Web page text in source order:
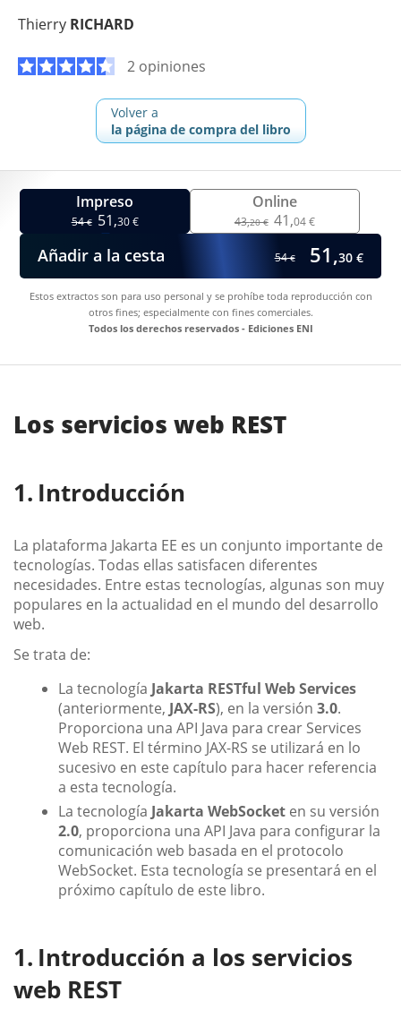
Thierry RICHARD
2 opiniones
Volver a
la página de compra del libro
Impreso
54€ 51,30 €
Online
43,20 € 41,04 €
Añadir a la cesta 54€ 51,30 €
Estos extractos son para uso personal y se prohíbe toda reproducción con
otros fines; especialmente con fines comerciales.
Todos los derechos reservados - Ediciones ENI
Los servicios web REST
Introducción
La plataforma Jakarta EE es un conjunto importante de
tecnologías. Todas ellas satisfacen diferentes
necesidades. Entre estas tecnologías, algunas son muy
populares en la actualidad en el mundo del desarrollo
web.
Se trata de:
La tecnología Jakarta RESTful Web Services
(anteriormente, JAX-RS), en la versión 3.0.
Proporciona una API Java para crear Services
Web REST. El término JAX-RS se utilizará en lo
sucesivo en este capítulo para hacer referencia
a esta tecnología.
La tecnología Jakarta WebSocket en su versión
2.0, proporciona una API Java para configurar la
comunicación web basada en el protocolo
WebSocket. Esta tecnología se presentará en el
próximo capítulo de este libro.
Introducción a los servicios
web REST